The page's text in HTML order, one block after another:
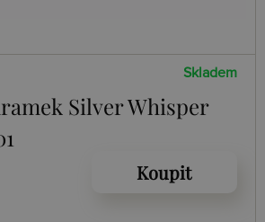
Skladem
Silver Whisper
Koupit